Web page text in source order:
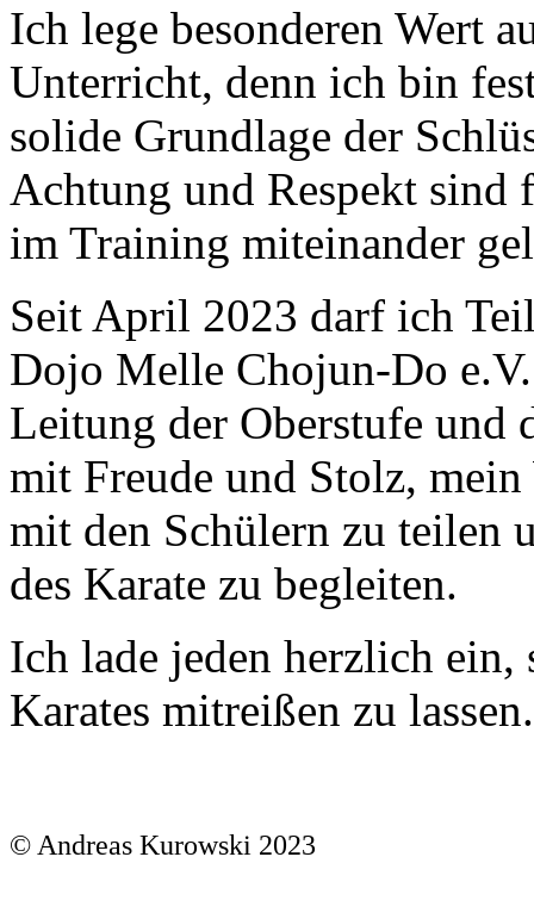
Ich lege besonderen Wert
Unterricht, denn ich bin
solide Grundlage der
Achtung und Respekt sind
im Training miteinander
Seit April 2023 darf ich
Dojo Melle Chojun-Do
Leitung der Oberstufe
mit Freude und Stolz,
mit den Schülern zu teilen
des Karate zu begleiten.
Ich lade jeden herzlich ein,
Karates mitreißen zu lassen.
© Andreas Kurowski 2023